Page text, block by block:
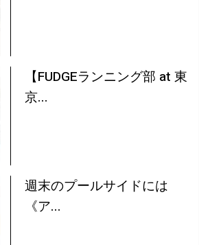
【FUDGEランニング部 at 東
京...
週末のプールサイドには
《ア...